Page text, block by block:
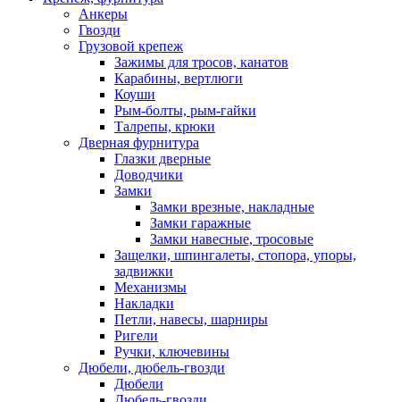
Анкеры
Гвозди
Грузовой крепеж
Зажимы для тросов, канатов
Карабины, вертлюги
Коуши
Рым-болты, рым-гайки
Талрепы, крюки
Дверная фурнитура
Глазки дверные
Доводчики
Замки
Замки врезные, накладные
Замки гаражные
Замки навесные, тросовые
Защелки, шпингалеты, стопора, упоры,
задвижки
Механизмы
Накладки
Петли, навесы, шарниры
Ригели
Ручки, ключевины
Дюбели, дюбель-гвозди
Дюбели